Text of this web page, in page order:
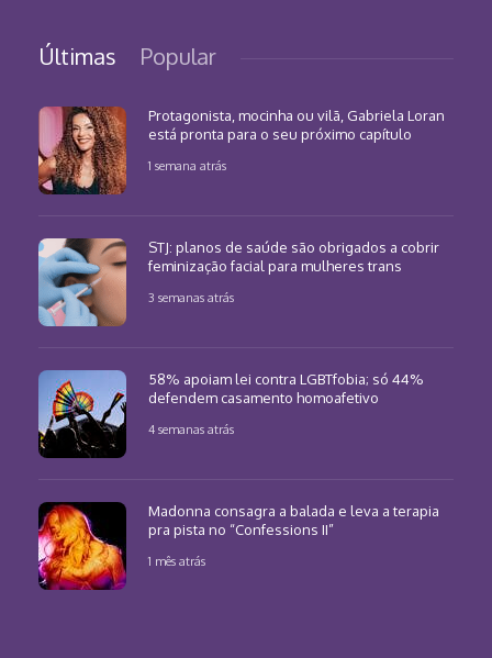
Últimas Popular
Protagonista, mocinha ou vilã, Gabriela Loran
está pronta para o seu próximo capítulo
1 semana atrás
STJ: planos de saúde são obrigados a cobrir
feminização facial para mulheres trans
3 semanas atrás
58% apoiam lei contra LGBTfobia; só 44%
defendem casamento homoafetivo
4 semanas atrás
Madonna consagra a balada e leva a terapia
pra pista no “Confessions II”
1 mês atrás